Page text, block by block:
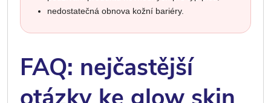
nedostatečná obnova kožní bariéry.
FAQ: nejčastější